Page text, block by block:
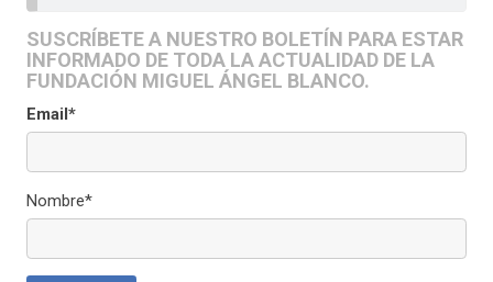
SUSCRÍBETE A NUESTRO BOLETÍN PARA ESTAR
INFORMADO DE TODA LA ACTUALIDAD DE LA
FUNDACIÓN MIGUEL ÁNGEL BLANCO.
Email*
Nombre*